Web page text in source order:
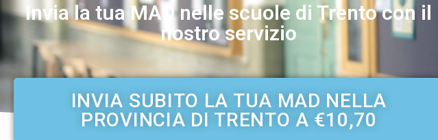
Invia la tua MAD nelle scuole di Trento con il
nostro servizio
INVIA SUBITO LA TUA MAD NELLA
PROVINCIA DI TRENTO A €10,70